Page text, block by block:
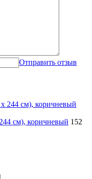
Отправить отзыв
см), коричневый 152